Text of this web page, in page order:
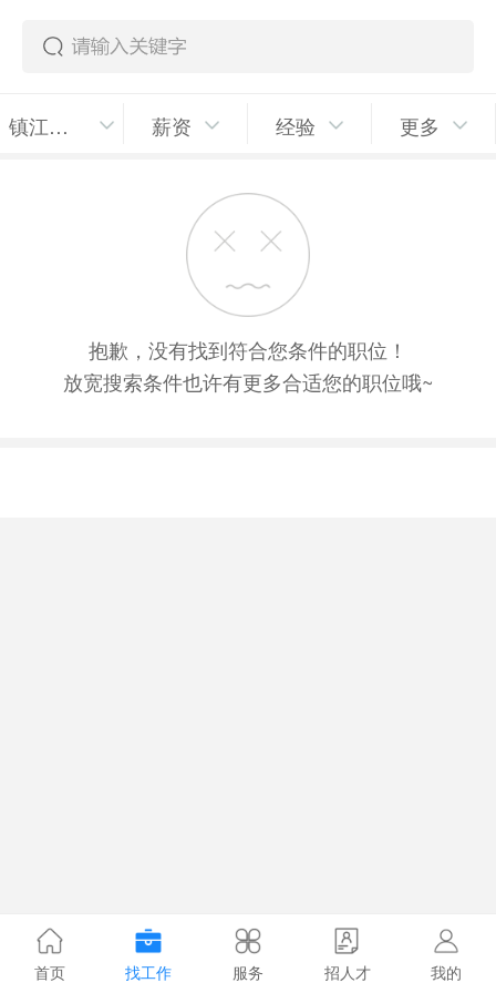
镇江新区 薪资 经验 更多
抱歉，没有找到符合您条件的职位！
放宽搜索条件也许有更多合适您的职位哦~
首页 找工作 服务 招人才 我的